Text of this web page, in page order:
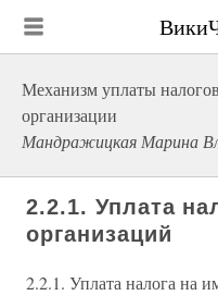
Механизм уплаты
организации
Мандражицкая Марина
2.2.1. Уплата
организаций
2.2.1. Уплата налога на